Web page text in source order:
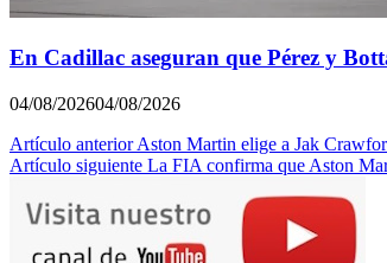
En Cadillac aseguran que Pérez y
04/08/202604/08/2026
Navegación
de
entradas
Artículo anterior Aston Martin elige a Jak
Artículo siguiente La FIA confirma que Aston